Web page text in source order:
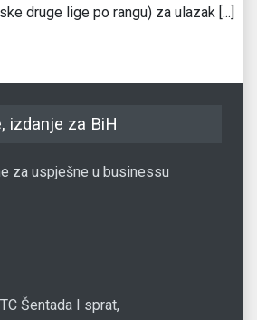
druge lige po rangu) za ulazak [...]
izdanje za BiH
za uspješne u businessu
Šentada I sprat,